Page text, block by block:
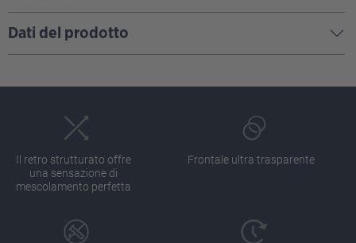
Dati del prodotto
Il retro strutturato offre
una sensazione di
mescolamento perfetta
Frontale ultra trasparente